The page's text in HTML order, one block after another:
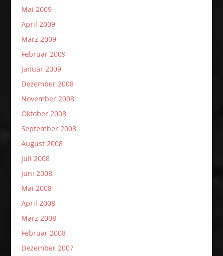
Mai 2009
April 2009
März 2009
Februar 2009
Januar 2009
Dezember 2008
November 2008
Oktober 2008
September 2008
August 2008
Juli 2008
Juni 2008
Mai 2008
April 2008
März 2008
Februar 2008
Dezember 2007